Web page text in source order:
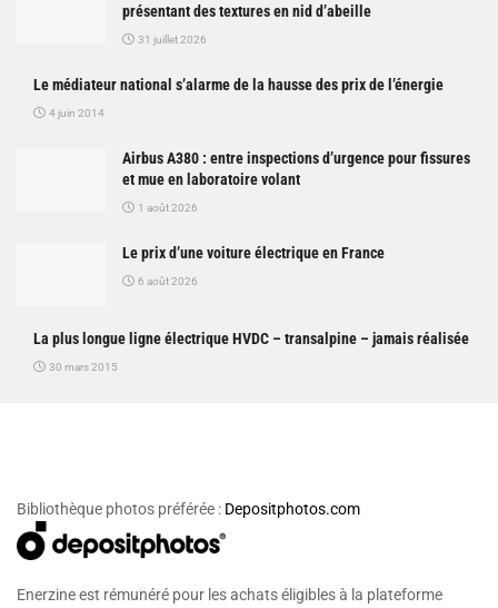
présentant des textures en nid d’abeille
31 juillet 2026
Le médiateur national s’alarme de la hausse des prix de l’énergie
4 juin 2014
Airbus A380 : entre inspections d’urgence pour fissures
et mue en laboratoire volant
1 août 2026
Le prix d’une voiture électrique en France
6 août 2026
La plus longue ligne électrique HVDC – transalpine – jamais réalisée
30 mars 2015
Bibliothèque photos préférée : Depositphotos.com
Enerzine est rémunéré pour les achats éligibles à la plateforme